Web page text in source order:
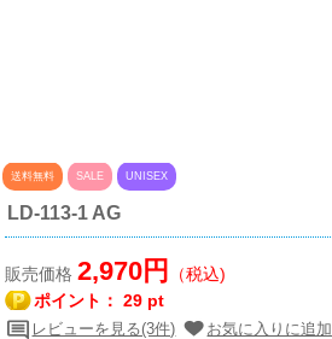
送料無料 SALE UNISEX
LD-113-1 AG
販売価格2,970円
（税込)
ポイント：29 pt
レビューを見る(3件) お気に入りに追加